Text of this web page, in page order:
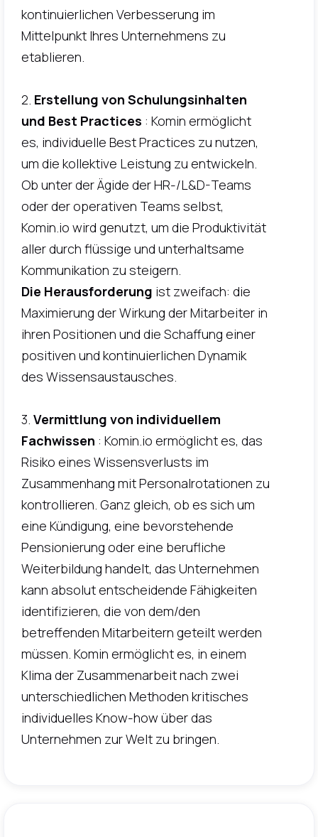
kontinuierlichen Verbesserung im
Mittelpunkt Ihres Unternehmens zu
etablieren.
2. Erstellung von Schulungsinhalten
und Best Practices : Komin ermöglicht
es, individuelle Best Practices zu nutzen,
um die kollektive Leistung zu entwickeln.
Ob unter der Ägide der HR-/L&D-Teams
oder der operativen Teams selbst,
Komin.io wird genutzt, um die Produktivität
aller durch flüssige und unterhaltsame
Kommunikation zu steigern.
Die Herausforderung ist zweifach: die
Maximierung der Wirkung der Mitarbeiter in
ihren Positionen und die Schaffung einer
positiven und kontinuierlichen Dynamik
des Wissensaustausches.
3. Vermittlung von individuellem
Fachwissen : Komin.io ermöglicht es, das
Risiko eines Wissensverlusts im
Zusammenhang mit Personalrotationen zu
kontrollieren. Ganz gleich, ob es sich um
eine Kündigung, eine bevorstehende
Pensionierung oder eine berufliche
Weiterbildung handelt, das Unternehmen
kann absolut entscheidende Fähigkeiten
identifizieren, die von dem/den
betreffenden Mitarbeitern geteilt werden
müssen. Komin ermöglicht es, in einem
Klima der Zusammenarbeit nach zwei
unterschiedlichen Methoden kritisches
individuelles Know-how über das
Unternehmen zur Welt zu bringen.